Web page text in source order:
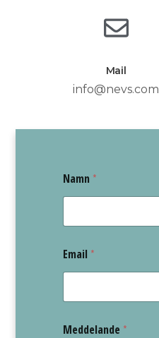
Mail
info@nevs.com
Namn *
Email *
Meddelande *